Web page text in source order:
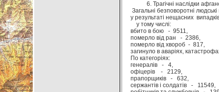
6. Трагічні наслідки
Загальні безповоротні
у результаті нещасних
у тому числі:
вбито в бою - 9511,
померло від ран - 2386,
померло від хвороб - 817,
загинуло в аваріях,
По категоріях:
генералів - 4,
офіцерів - 2129,
прапорщиків - 632,
сержантів і солдатів - 11549,